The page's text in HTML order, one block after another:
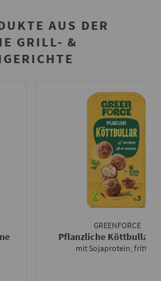
AUS DER
GRILL- &
GREENFORCE
Pflanzliche Köttbullar
mit Sojaprotein, frittiert